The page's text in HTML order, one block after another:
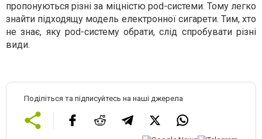
пропонуються різні за міцністю pod-системи. Тому легко
знайти підходящу модель електронної сигарети. Тим, хто
не знає, яку pod-систему обрати, слід спробувати різні
види.
Поділіться та підписуйтесь на наші джерела